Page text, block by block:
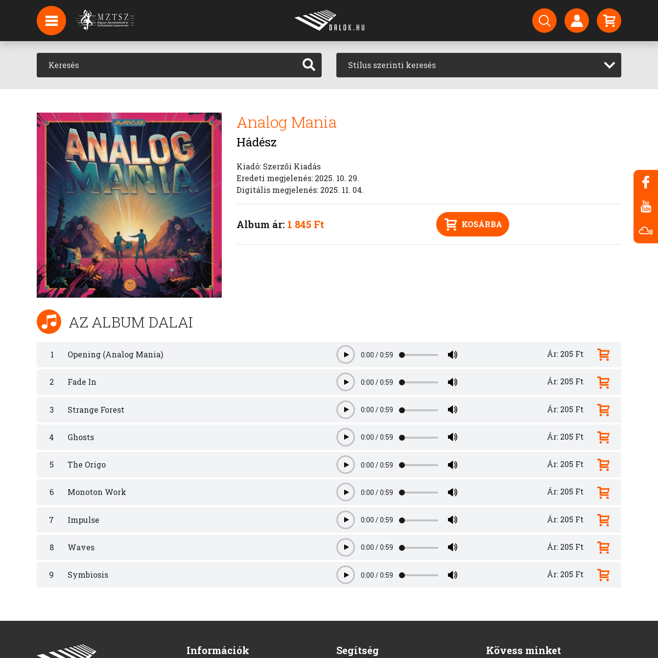
HÍREK
HÍRLEVÉL FELIRATKOZÁS
PODCAST Stílus szerinti keresés
Analog Mania
Hádész
Kiadó: Szerzői Kiadás
Eredeti megjelenés: 2025. 10. 29.
Digitális megjelenés: 2025. 11. 04.
Album ár: 1 845 Ft KOSÁRBA
AZ ALBUM DALAI
1 Opening (Analog Mania) Play0:00 /0:59 Ár: 205 Ft
2 Fade In Play0:00 /0:59 Ár: 205 Ft
3 Strange Forest Play0:00 /0:59 Ár: 205 Ft
4 Ghosts Play0:00 /0:59 Ár: 205 Ft
5 The Origo Play0:00 /0:59 Ár: 205 Ft
6 Monoton Work Play0:00 /0:59 Ár: 205 Ft
7 Impulse Play0:00 /0:59 Ár: 205 Ft
8 Waves Play0:00 /0:59 Ár: 205 Ft
9 Symbiosis Play0:00 /0:59 Ár: 205 Ft
Információk Segítség Kövess minket